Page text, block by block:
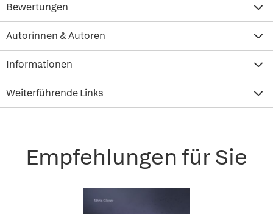
Bewertungen
Autorinnen & Autoren
Informationen
Weiterführende Links
Empfehlungen für Sie